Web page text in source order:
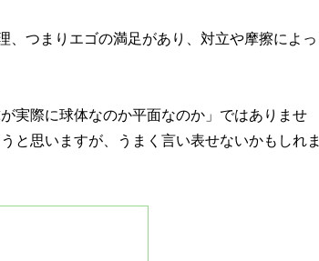
、つまりエゴの満足があり、対立や摩擦によっ
実際に球体なのか平面なのか」ではありませ
と思いますが、うまく言い表せないかもしれま